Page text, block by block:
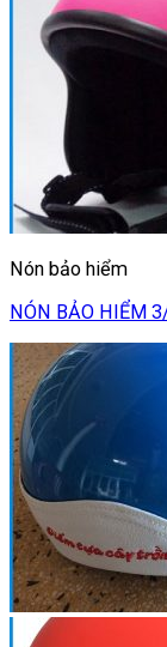
Nón bảo hiểm
NÓN BẢO HIỂM